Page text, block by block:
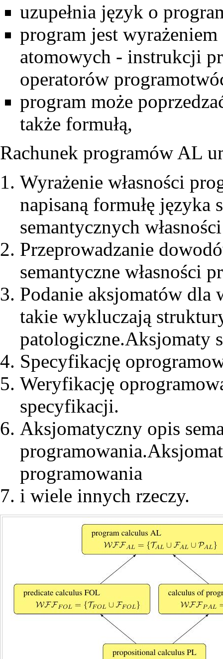
uzupełnia język o
program jest
atomowych - instrukcji
operatorów
program może
także formułą,
Rachunek programów AL
Wyrażenie własności
napisaną formułę języka
semantycznych
Przeprowadzanie
semantyczne własności
Podanie aksjomatów
takie wykluczają
patologiczne.Aksjomaty
Specyfikację
Weryfikację
specyfikacji.
Aksjomatyczny opis
programowania.
programowania
i wiele innych rzeczy.